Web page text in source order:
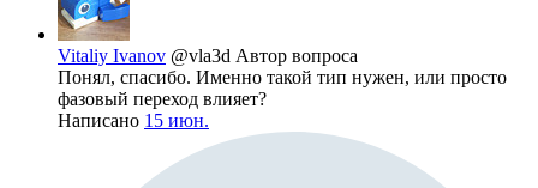
Vitaliy Ivanov @vla3d Автор вопроса
Понял, спасибо. Именно такой тип нужен, или просто
фазовый переход влияет?
Написано 15 июн.